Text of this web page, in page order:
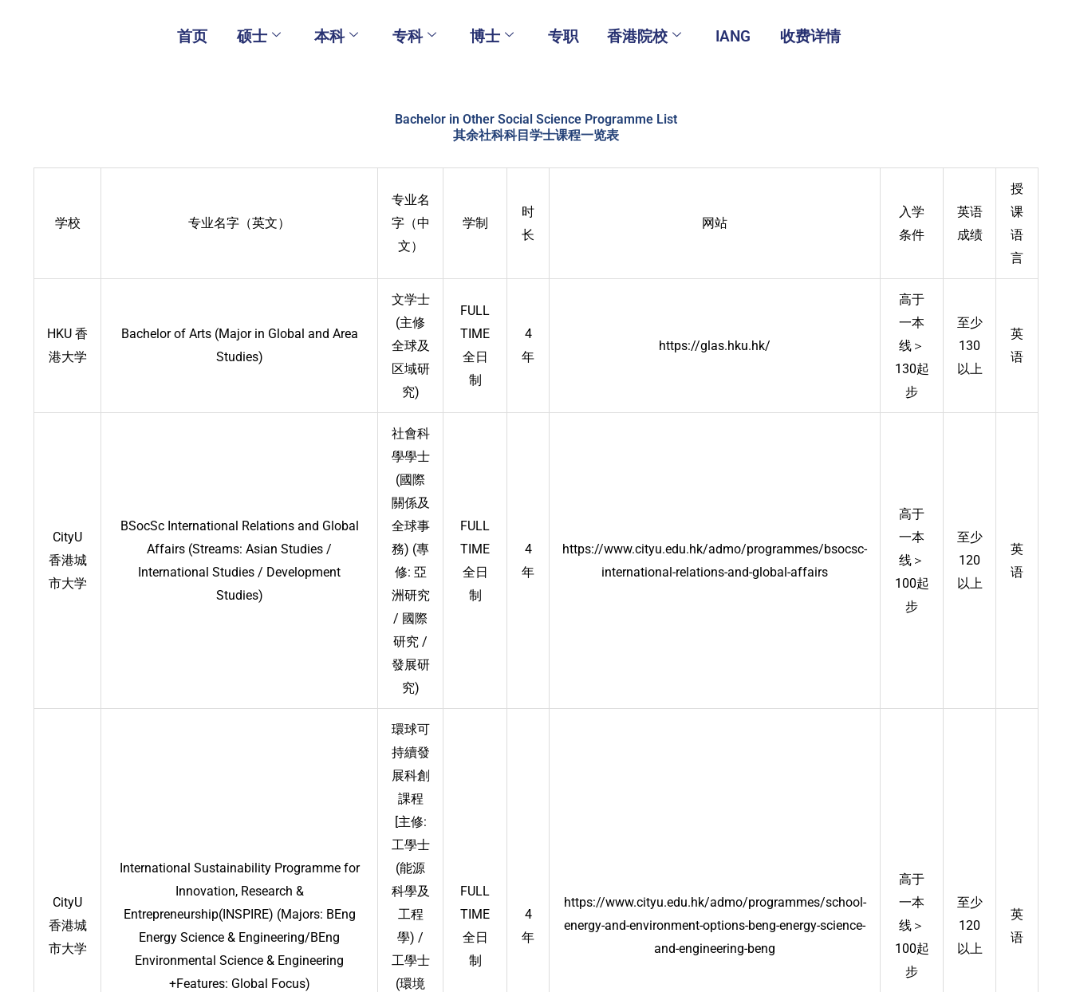
首页 硕士 本科 专科 博士 专职 香港院校 IANG 收费详情
Bachelor in Other Social Science Programme List
其余社科科目学士课程一览表
学校 专业名字（英文）
专业名
字（中
文）
学制
时
长
网站
入学
条件
英语
成绩
授
课
语
言
HKU 香
港大学
Bachelor of Arts (Major in Global and Area
Studies)
文学士
(主修
全球及
区域研
究)
FULL
TIME
全日
制
4
年
https://glas.hku.hk/
高于
一本
线＞
130起
步
至少
130
以上
英
语
CityU
香港城
市大学
BSocSc International Relations and Global
Affairs (Streams: Asian Studies /
International Studies / Development
Studies)
社會科
學學士
(國際
關係及
全球事
務) (專
修: 亞
洲研究
/ 國際
研究 /
發展研
究)
FULL
TIME
全日
制
4
年
https://www.cityu.edu.hk/admo/programmes/bsocsc-
international-relations-and-global-affairs
高于
一本
线＞
100起
步
至少
120
以上
英
语
CityU
香港城
市大学
International Sustainability Programme for
Innovation, Research &
Entrepreneurship(INSPIRE) (Majors: BEng
Energy Science & Engineering/BEng
Environmental Science & Engineering
+Features: Global Focus)
環球可
持續發
展科創
課程
[主修:
工學士
(能源
科學及
工程
學) /
工學士
(環境
FULL
TIME
全日
制
4
年
https://www.cityu.edu.hk/admo/programmes/school-
energy-and-environment-options-beng-energy-science-
and-engineering-beng
高于
一本
线＞
100起
步
至少
120
以上
英
语